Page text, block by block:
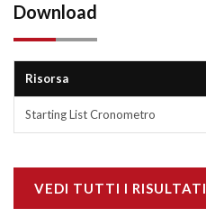
Download
Risorsa
Starting List Cronometro
VEDI TUTTI I RISULTATI